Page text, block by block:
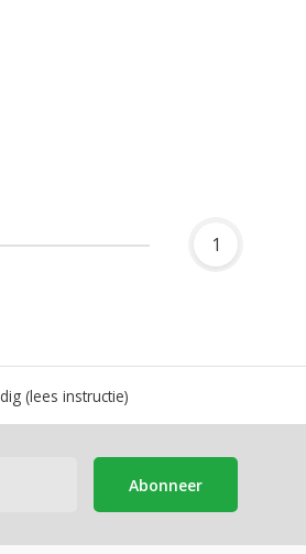
1
(lees instructie)
Abonneer